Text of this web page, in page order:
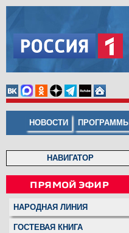
НОВОСТИ ПРОГРАММЫ
НАВИГАТОР
НАРОДНАЯ ЛИНИЯ
ГОСТЕВАЯ КНИГА